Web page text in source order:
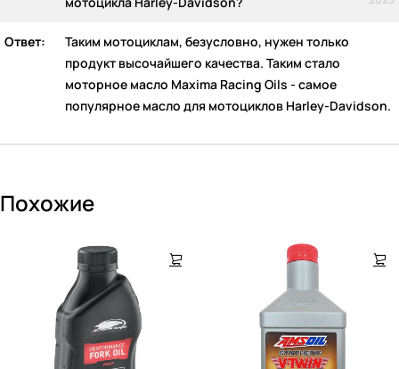
Ответ:
Таким мотоциклам, безусловно, нужен только
продукт высочайшего качества. Таким стало
моторное масло Maxima Racing Oils - самое
популярное масло для мотоциклов Harley-Davidson.
Похожие